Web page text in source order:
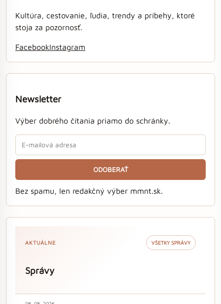
Kultúra, cestovanie, ľudia, trendy a príbehy, ktoré
stoja za pozornosť.
FacebookInstagram
Newsletter
Výber dobrého čítania priamo do schránky.
ODOBERAŤ
Bez spamu, len redakčný výber mmnt.sk.
AKTUÁLNE VŠETKY SPRÁVY
Správy